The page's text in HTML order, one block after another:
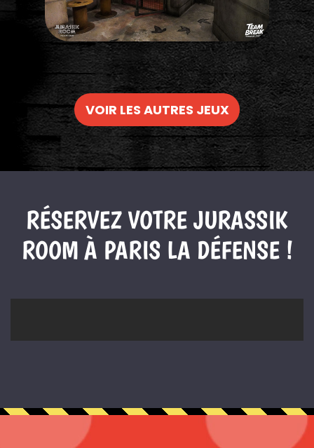
VOIR LES AUTRES JEUX
RÉSERVEZ VOTRE JURASSIK
ROOM À PARIS LA DÉFENSE !